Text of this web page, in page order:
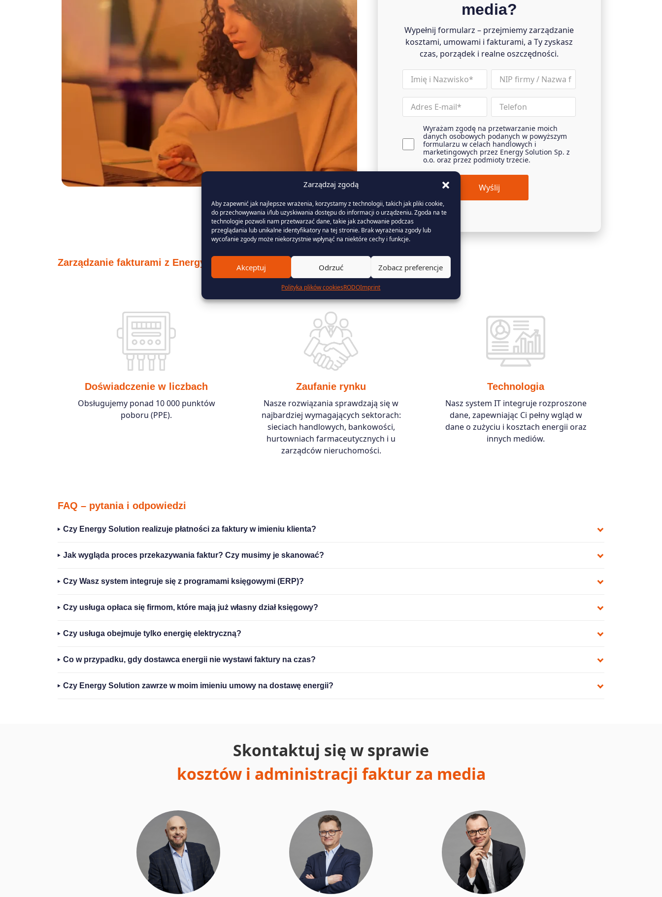
Zarządzaj zgodą
Aby zapewnić jak najlepsze wrażenia, korzystamy z technologii, takich jak pliki cookie,
do przechowywania i/lub uzyskiwania dostępu do informacji o urządzeniu. Zgoda na te
technologie pozwoli nam przetwarzać dane, takie jak zachowanie podczas
przeglądania lub unikalne identyfikatory na tej stronie. Brak wyrażenia zgody lub
wycofanie zgody może niekorzystnie wpłynąć na niektóre cechy i funkcje.
Akceptuj Odrzuć Zobacz preferencje
Polityka plików cookiesRODOImprint
media?
Wypełnij formularz – przejmiemy zarządzanie
kosztami, umowami i fakturami, a Ty zyskasz
czas, porządek i realne oszczędności.
name
(wymagane)
nip
Email
(wymagane)
Phone
agreement
(wymagane)
Wyrażam zgodę na przetwarzanie moich
danych osobowych podanych w powyższym
formularzu w celach handlowych i
marketingowych przez Energy Solution Sp. z
o.o. oraz przez podmioty trzecie.
Zarządzanie fakturami z Energy Solution – dlaczego my?
Doświadczenie w liczbach
Obsługujemy ponad 10 000 punktów
poboru (PPE).
Zaufanie rynku
Nasze rozwiązania sprawdzają się w
najbardziej wymagających sektorach:
sieciach handlowych, bankowości,
hurtowniach farmaceutycznych i u
zarządców nieruchomości.
Technologia
Nasz system IT integruje rozproszone
dane, zapewniając Ci pełny wgląd w
dane o zużyciu i kosztach energii oraz
innych mediów.
FAQ – pytania i odpowiedzi
Czy Energy Solution realizuje płatności za faktury w imieniu klienta?
Jak wygląda proces przekazywania faktur? Czy musimy je skanować?
Czy Wasz system integruje się z programami księgowymi (ERP)?
Czy usługa opłaca się firmom, które mają już własny dział księgowy?
Czy usługa obejmuje tylko energię elektryczną?
Co w przypadku, gdy dostawca energii nie wystawi faktury na czas?
Czy Energy Solution zawrze w moim imieniu umowy na dostawę energii?
Skontaktuj się w sprawie
kosztów i administracji faktur za media